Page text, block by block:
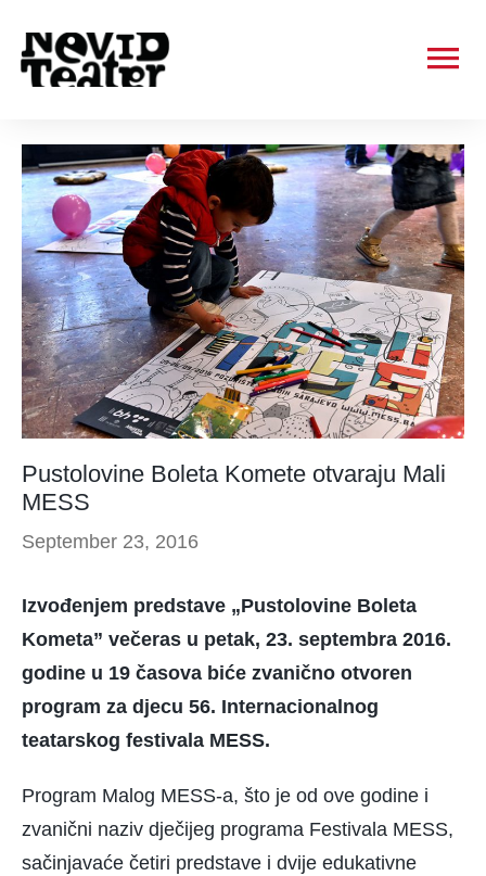
Pustolovine Boleta Komete otvaraju Mali
MESS
September 23, 2016
Izvođenjem predstave „Pustolovine Boleta
Kometa” večeras u petak, 23. septembra 2016.
godine u 19 časova biće zvanično otvoren
program za djecu 56. Internacionalnog
teatarskog festivala MESS.
Program Malog MESS-a, što je od ove godine i
zvanični naziv dječijeg programa Festivala MESS,
sačinjavaće četiri predstave i dvije edukativne